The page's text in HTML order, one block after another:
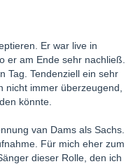
Er war live in
er am Ende sehr nachließ.
Tag. Tendenziell ein sehr
nicht immer überzeugend,
könnte.
van Dams als Sachs.
Für mich eher zum
dieser Rolle, den ich